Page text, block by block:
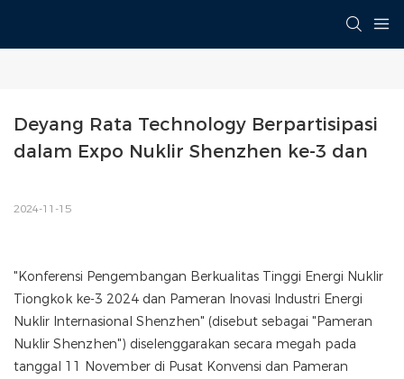
Deyang Rata Technology Berpartisipasi
2024-11-15
"Konferensi Pengembangan Berkualitas Tinggi Energi Nuklir
Tiongkok ke-3 2024 dan Pameran Inovasi Industri Energi
Nuklir Internasional Shenzhen" (disebut sebagai "Pameran
Nuklir Shenzhen") diselenggarakan secara megah pada
tanggal 11 November di Pusat Konvensi dan Pameran